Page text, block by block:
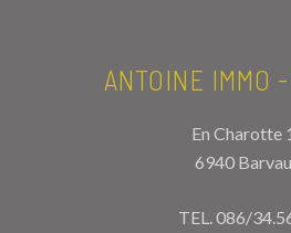
ANTOINE IMMO
En Charotte
6940
TEL.086/